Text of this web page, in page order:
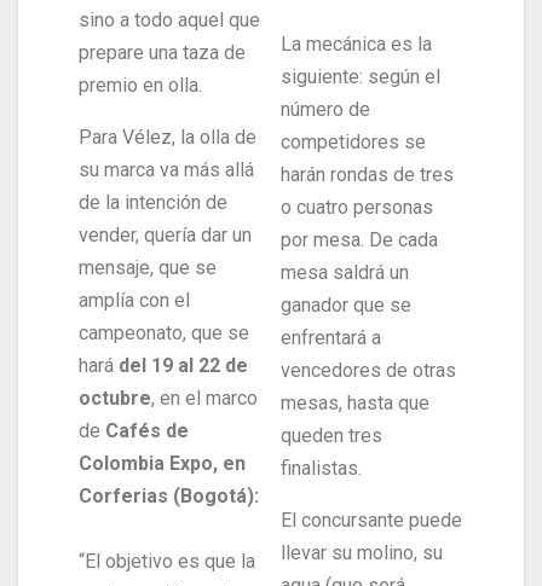
sino a todo aquel que
prepare una taza de
premio en olla.
Para Vélez, la olla de
su marca va más allá
de la intención de
vender, quería dar un
mensaje, que se
amplía con el
campeonato, que se
hará del 19 al 22 de
octubre, en el marco
de Cafés de
Colombia Expo, en
Corferias (Bogotá):
“El objetivo es que la
La mecánica es la
siguiente: según el
número de
competidores se
harán rondas de tres
o cuatro personas
por mesa. De cada
mesa saldrá un
ganador que se
enfrentará a
vencedores de otras
mesas, hasta que
queden tres
finalistas.
El concursante puede
llevar su molino, su